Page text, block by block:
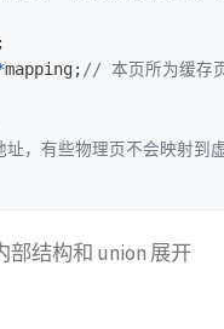
;
mapping; // 本页所为缓存
，有些物理页不会映射到
部结构和 union 展开